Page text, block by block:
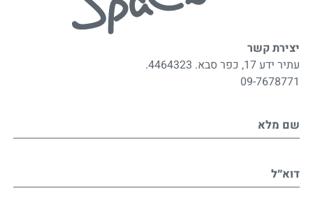
יצירת קשר
עתיר ידע 17, כפר סבא. 4464323.
09-7678771
שם מלא
דוא״ל